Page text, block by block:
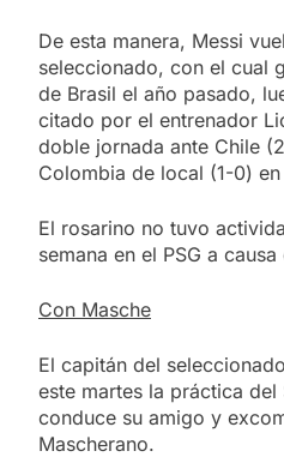
De esta manera, Messi
seleccionado, con el cual
de Brasil el año pasado,
citado por el entrenador
doble jornada ante Chile
Colombia de local (1-0)
El rosarino no tuvo
semana en el PSG a
Con Masche
El capitán del
este martes la práctica
conduce su amigo y
Mascherano.